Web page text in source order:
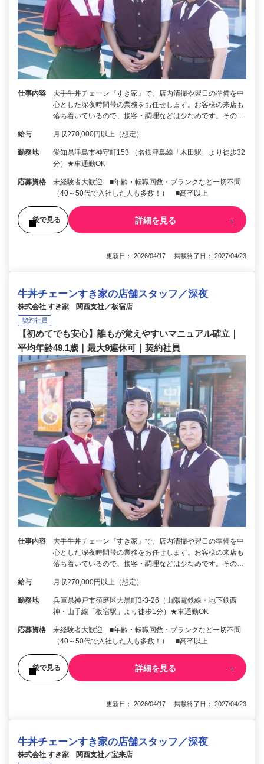
仕事内容
大手牛丼チェーン『すき家』で、店内清掃や翌日の準備を中
心とした深夜時間帯の業務をお任せします。お客様の来店も
落ち着いているので、接客・調理などは少なめです。その…
給与 月収270,000円以上（想定）
勤務地
愛知県津島市神守町153 （名鉄津島線「木田駅」より徒歩32
分）★車通勤OK
応募資格
未経験者大歓迎 ■年齢・転職回数・ブランクなど一切不問
（40～50代で入社した人も多数！） ■高卒以上
後で見る 詳細を見る
更新日： 2026/04/17 掲載終了日： 2027/04/23
牛丼チェーンすき家の店舗スタッフ／深夜
株式会社 すき家 関西支社／板宿店
契約社員
【初めてでも安心】誰もが覚えやすいマニュアル確立｜
平均年齢49.1歳｜最大9連休可｜契約社員
仕事内容
大手牛丼チェーン『すき家』で、店内清掃や翌日の準備を中
心とした深夜時間帯の業務をお任せします。お客様の来店も
落ち着いているので、接客・調理などは少なめです。その…
給与 月収270,000円以上（想定）
勤務地
兵庫県神戸市須磨区大黒町3-3-26（山陽電鉄線・地下鉄西
神・山手線「板宿駅」より徒歩1分）★車通勤OK
応募資格
未経験者大歓迎 ■年齢・転職回数・ブランクなど一切不問
（40～50代で入社した人も多数！） ■高卒以上
後で見る 詳細を見る
更新日： 2026/04/17 掲載終了日： 2027/04/23
牛丼チェーンすき家の店舗スタッフ／深夜
株式会社 すき家 関西支社／宝来店